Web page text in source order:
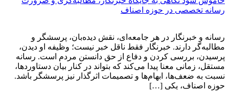
رسانه تخصصی در حوزه اصناف
رسانه و خبرنگار در هر جامعه‌ای، نقش دیده‌بان، پرسشگر و
مطالبه‌گر دارند. خبرنگار فقط ناقل خبر نیست؛ وظیفه او دیدن،
پرسیدن، بررسی کردن و دفاع از حق دانستن مردم است. رسانه
مستقل، زمانی معنا پیدا می‌کند که بتواند در کنار بیان دستاوردها،
نسبت به ضعف‌ها، ابهام‌ها و تصمیمات اثرگذار نیز پرسشگر باشد.
حوزه اصناف، یکی […]